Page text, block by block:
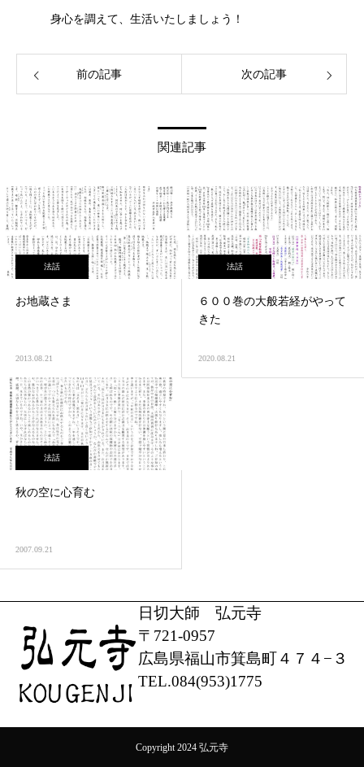
身心を調えて、生活いたしましょう！
前の記事 次の記事
関連記事
法話
お地蔵さま
2013.08.21
法話
６００巻の大般若経がやって
きた
2020.08.21
法話
秋の空に心育む
2007.09.21
日切大師 弘元寺
〒721-0957
広島県福山市箕島町４７４−３
TEL.084(953)1775
Copyright 2024 弘元寺